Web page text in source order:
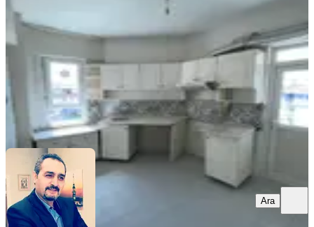
4. Kat
15.500 ₺
Atakan EmlakATAKAN ATMACA
Ara